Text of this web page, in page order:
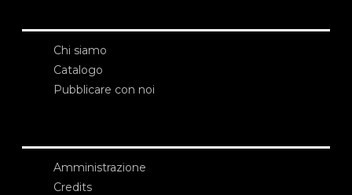
Chi siamo
Catalogo
Pubblicare con noi
Amministrazione
Credits